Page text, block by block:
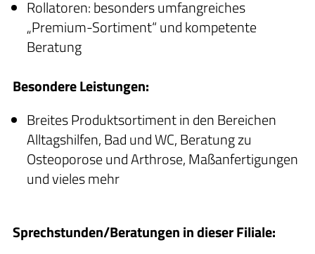
Rollatoren: besonders umfangreiches
„Premium-Sortiment“ und kompetente
Beratung
Besondere Leistungen:
Breites Produktsortiment in den Bereichen
Alltagshilfen, Bad und WC, Beratung zu
Osteoporose und Arthrose, Maßanfertigungen
und vieles mehr
Sprechstunden/Beratungen in dieser Filiale: